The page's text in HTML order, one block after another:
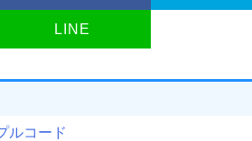
LINE
ルコード